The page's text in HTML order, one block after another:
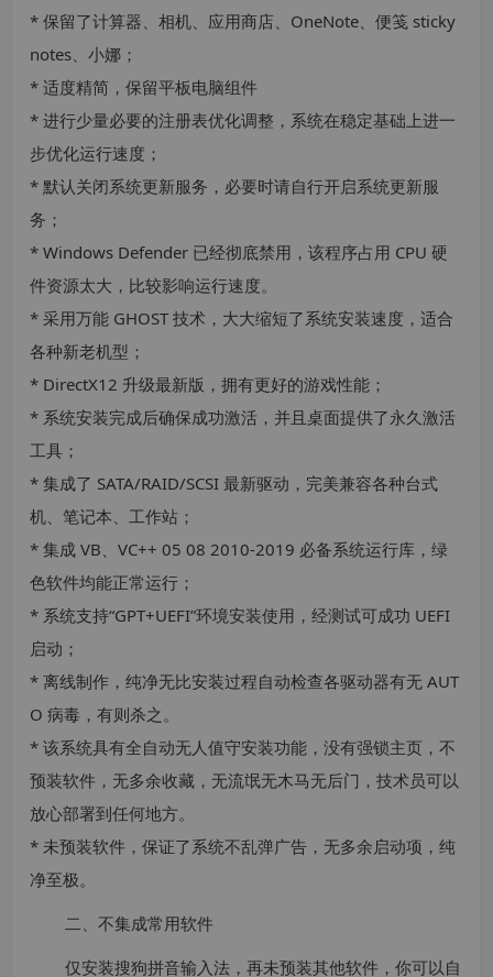
* 保留了计算器、相机、应用商店、OneNote、便笺 sticky
notes、小娜；
* 适度精简，保留平板电脑组件
* 进行少量必要的注册表优化调整，系统在稳定基础上进一
步优化运行速度；
* 默认关闭系统更新服务，必要时请自行开启系统更新服
务；
* Windows Defender 已经彻底禁用，该程序占用 CPU 硬
件资源太大，比较影响运行速度。
* 采用万能 GHOST 技术，大大缩短了系统安装速度，适合
各种新老机型；
* DirectX12 升级最新版，拥有更好的游戏性能；
* 系统安装完成后确保成功激活，并且桌面提供了永久激活
工具；
* 集成了 SATA/RAID/SCSI 最新驱动，完美兼容各种台式
机、笔记本、工作站；
* 集成 VB、VC++ 05 08 2010-2019 必备系统运行库，绿
色软件均能正常运行；
* 系统支持“GPT+UEFI”环境安装使用，经测试可成功 UEFI
启动；
* 离线制作，纯净无比安装过程自动检查各驱动器有无 AUT
O 病毒，有则杀之。
* 该系统具有全自动无人值守安装功能，没有强锁主页，不
预装软件，无多余收藏，无流氓无木马无后门，技术员可以
放心部署到任何地方。
* 未预装软件，保证了系统不乱弹广告，无多余启动项，纯
净至极。
二、不集成常用软件
仅安装搜狗拼音输入法，再未预装其他软件，你可以自